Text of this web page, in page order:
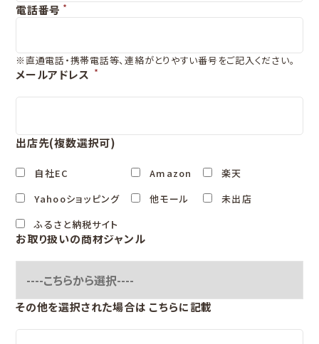
電話番号 *
※直通電話・携帯電話等、連絡がとりやすい番号をご記入ください。
メールアドレス *
出店先(複数選択可)
自社EC Amazon
楽天
Yahooショッピング
他モール
未出店
ふるさと納税サイト
お取り扱いの商材ジャンル
その他を選択された場合は こちらに記載